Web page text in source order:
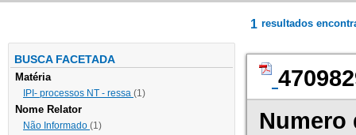
BUSCA FACETADA
Matéria
IPI- processos NT - ressa (1)
Nome Relator
Não Informado (1)
1 resultados
Numero